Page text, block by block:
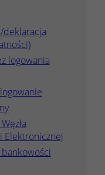
deklaracja
logowania
Elektronicznej